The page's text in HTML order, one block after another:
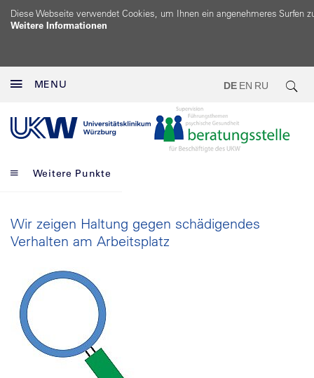
Diese Webseite verwendet Cookies, um Ihnen ein angenehmeres Surfen
Weitere Informationen
MENU DE EN RU
Weitere Punkte
Wir zeigen Haltung gegen schädigendes
Verhalten am Arbeitsplatz